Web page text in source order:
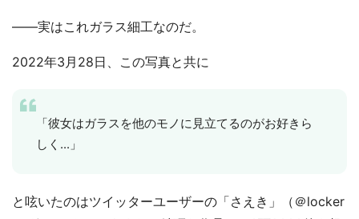
――実はこれガラス細工なのだ。
2022年3月28日、この写真と共に
「彼女はガラスを他のモノに見立てるのがお好きら
しく...」
と呟いたのはツイッターユーザーの「さえき」（＠locker